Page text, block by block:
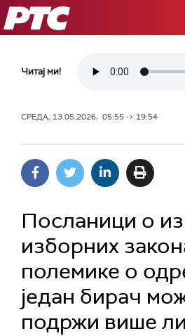
РТС
Читај ми!
СРЕДА, 13.05.2026, 05:55 -> 19:54
Посланици о
изборних
полемике о
један бирач
подржи више